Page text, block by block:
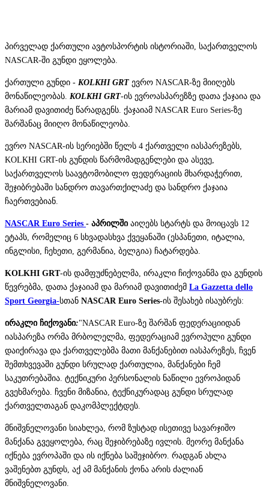
პირველად ქართული ავტოსპორტის ისტორიაში, საქართველოს
NASCAR-ში გუნდი ეყოლება.
ქართული გუნდი - KOLKHI GRT ევრო NASCAR-ზე მიიღებს
მონაწილეობას. KOLKHI GRT-ის ევროასპარეზზე დათა ქაჯაია და
მარიამ დავითიძე წარადგენს. ქაჯაიამ NASCAR Euro Series-ზე
შარშანაც მიიღო მონაწილეობა.
ევრო NASCAR-ის სერიებში წელს 4 ქართველი იასპარეზებს,
KOLKHI GRT-ის გუნდის წარმომადგენლები და ასევე,
საქართველოს საავტომობილო ფედერაციის მხარდაჭერით,
შეჯიბრებაში სანდრო თავართქილაძე და სანდრო ქაჯაია
ჩაერთვებიან.
NASCAR Euro Series - აპრილში აიღებს სტარტს და მოიცავს 12
ეტაპს, რომელიც 6 სხვადასხვა ქვეყანაში (ესპანეთი, იტალია,
ინგლისი, ჩეხეთი, გერმანია, ბელგია) ჩატარდება.
KOLKHI GRT-ის დამფუძნებელმა, ირაკლი ჩიქოვანმა და გუნდის
წევრებმა, დათა ქაჯაიამ და მარიამ დავითიძემ La Gazzetta dello
Sport Georgia-სთან NASCAR Euro Series-ის შესახებ ისაუბრეს:
ირაკლი ჩიქოვანი:"NASCAR Euro-ზე შარშან ფედერაციიდან
იასპარეზა ორმა მრბოლელმა, ფედერაციამ ევროპული გუნდი
დაიქირავა და ქართველებმა მათი მანქანებით იასპარეზეს, ჩვენ
შემთხვევაში გუნდი სრულად ქართულია, მანქანები ჩემ
საკუთრებაშია. ტექნიკური პერსონალის ნაწილი ევროპიდან
გვეხმარება. ჩვენი მიზანია, ტექნიკურადაც გუნდი სრულად
ქართველთაგან დაკომპლექტდეს.
მნიშვნელოვანი სიახლეა, რომ ზუსტად ისეთივე სავარჯიშო
მანქანა გვეყოლება, რაც შეჯიბრებაზე ივლის. მეორე მანქანა
იქნება ევროპაში და ის იქნება საშეჯიბრო. რადგან ახლა
ვაშენებთ გუნდს, აქ ამ მანქანის ქონა არის ძალიან
მნიშვნელოვანი.